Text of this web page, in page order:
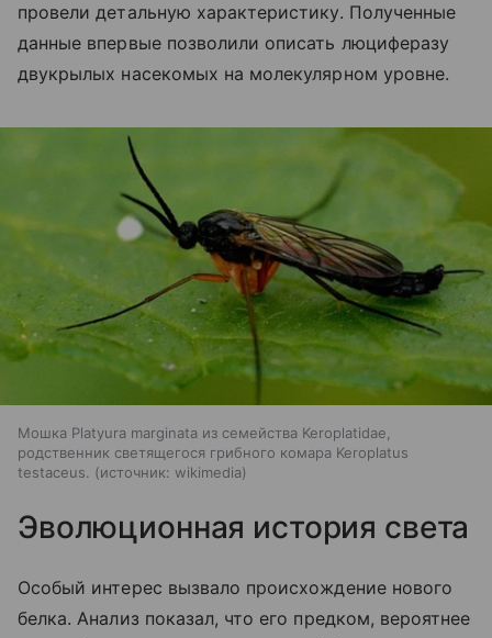
провели детальную характеристику. Полученные
данные впервые позволили описать люциферазу
двукрылых насекомых на молекулярном уровне.
Мошка Platyura marginata из семейства Keroplatidae,
родственник светящегося грибного комара Keroplatus
testaceus.
источник: wikimedia
Эволюционная история света
Особый интерес вызвало происхождение нового
белка. Анализ показал, что его предком, вероятнее